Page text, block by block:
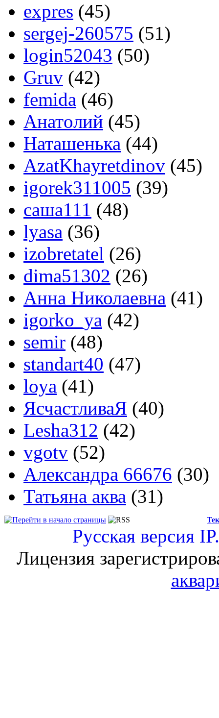
expres (45)
sergej-260575 (51)
login52043 (50)
Gruv (42)
femida (46)
Анатoлий (45)
Наташенька (44)
AzatKhayretdinov (45)
igorek311005 (39)
саша111 (48)
lyasa (36)
izobretatel (26)
dima51302 (26)
Анна Николаевна (41)
igorko_ya (42)
semir (48)
standart40 (47)
loya (41)
ЯсчастливаЯ (40)
Lesha312 (42)
vgotv (52)
Александра 66676 (30)
Татьяна аква (31)
Русская версия
Лицензия